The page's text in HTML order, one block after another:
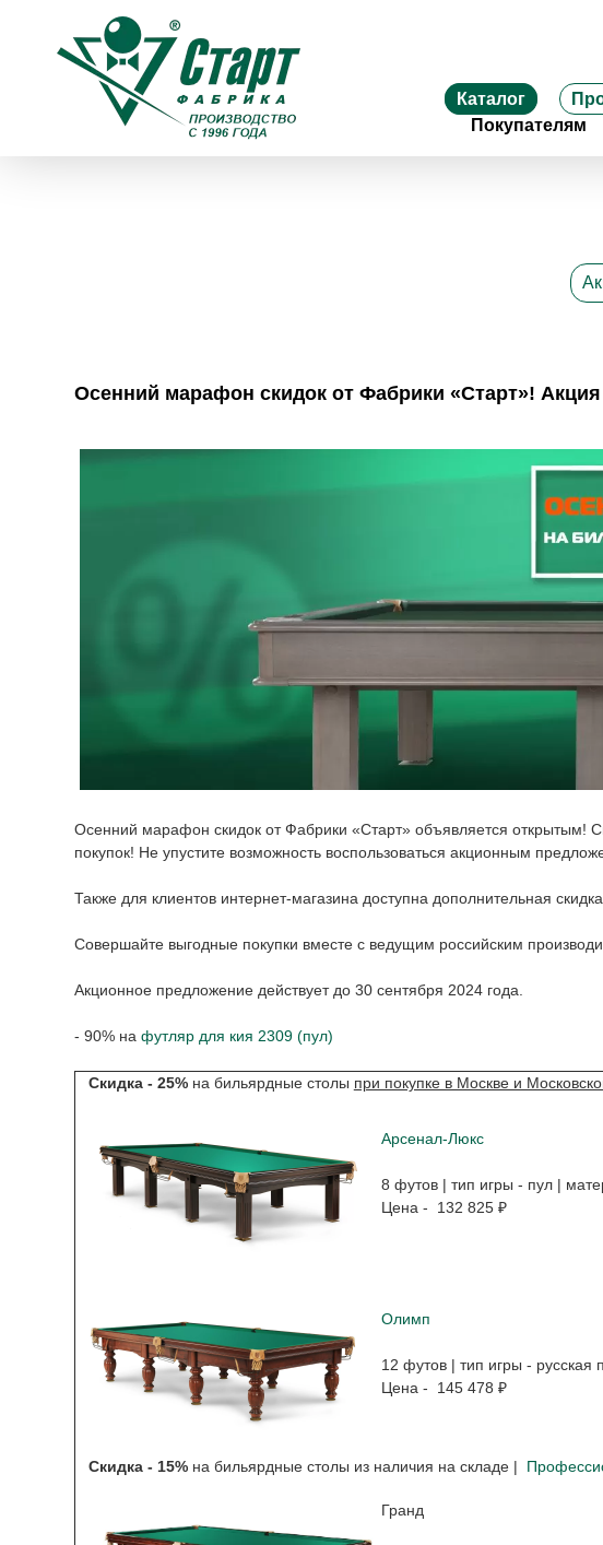
Каталог
Покупателям
Осенний марафон скидок от Фабрики «Старт»! Акция
Осенний марафон скидок от Фабрики «Старт» объявляется
покупок! Не упустите возможность воспользоваться акционным
Также для клиентов интернет-магазина доступна дополнительная
Совершайте выгодные покупки вместе с ведущим российским
Акционное предложение действует до 30 сентября 2024 года.
- 90% на футляр для кия 2309 (пул)
Скидка - 25%на бильярдные столы при покупке в Москве и
Арсенал-Люкс
8 футов | тип игры - пул |
Цена - 132 825 ₽
Олимп
12 футов | тип игры -
Цена - 145 478 ₽
Скидка - 15%на бильярдные столы из наличия на складе |
Гранд